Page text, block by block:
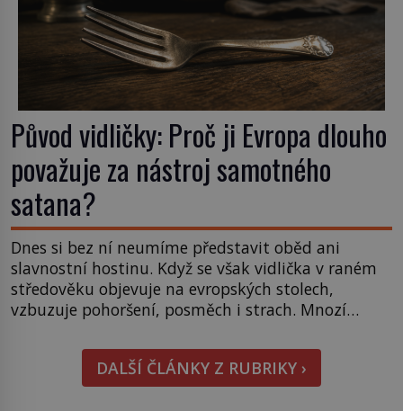
Původ vidličky: Proč ji Evropa dlouho
považuje za nástroj samotného
satana?
Dnes si bez ní neumíme představit oběd ani
slavnostní hostinu. Když se však vidlička v raném
středověku objevuje na evropských stolech,
vzbuzuje pohoršení, posměch i strach. Mnozí
přepychu, někteří dokonce za nástroj ďábla. Trvá
téměř sedm století, než se z opovrhovaného
předmětu stává nepostradatelná součást
DALŠÍ ČLÁNKY Z RUBRIKY ›